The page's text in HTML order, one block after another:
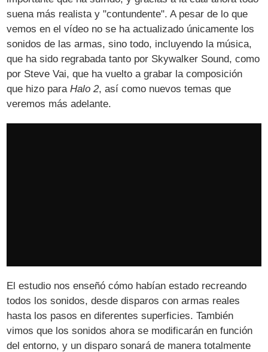
suena más realista y "contundente". A pesar de lo que
vemos en el vídeo no se ha actualizado únicamente los
sonidos de las armas, sino todo, incluyendo la música,
que ha sido regrabada tanto por Skywalker Sound, como
por Steve Vai, que ha vuelto a grabar la composición
que hizo paraHalo 2, así como nuevos temas que
veremos más adelante.
El estudio nos enseñó cómo habían estado recreando
todos los sonidos, desde disparos con armas reales
hasta los pasos en diferentes superficies. También
vimos que los sonidos ahora se modificarán en función
del entorno, y un disparo sonará de manera totalmente